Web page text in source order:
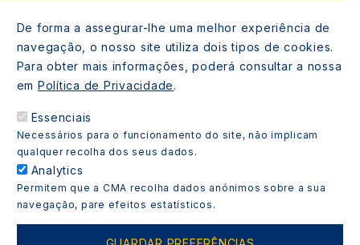
212 724 000
800206770 (gratuito rede fixa)
Contacte-nos
Espaços de atendimento
Livro Amarelo
Copyright © 2021 Almada Informa. Todos os direitos
De forma a assegurar-lhe uma melhor experiência de
navegação, o nosso site utiliza dois tipos de cookies.
Para obter mais informações, poderá consultar a nossa
em Política de Privacidade.
Essenciais
Necessários para o funcionamento do site, não implicam
qualquer recolha dos seus dados.
Analytics
Permitem que a CMA recolha dados anónimos sobre a sua
navegação, pare efeitos estatísticos.